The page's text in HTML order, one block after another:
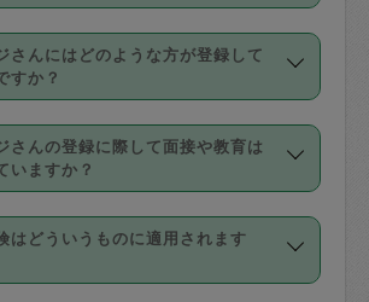
スカジさんの交通費も、依頼料
求と合わせてお支払いとなりま
表示されます。
週定期の場合は３回以上のキャ
有償（1200円、隔週定期の場合
上のキャンセルが有償（1200
９時～１２時
３時～１６時
８時～２１時
を２時間前後変更することが可
依頼送信後、個別にタスカジさ
セージを送り調整してくださ
し、２時間を越えての調整はで
理収納、洗濯、買い物、料理、
です。タスカジさんによってで
の範囲が異なりますので、依頼
タスカジさんのプロフィールで
ください。
、高所での作業や危険作業、屋
業は対象外です。
さんにはどのような方が登録して
すか？
て長年の家事経験をお持ちの
士・調理師といった資格者で保
校の給食やレストランで料理関
職に従事されていた方、日本で
ウスキーパーや英語の先生とし
をしているフィリピン出身の
さんの登録に際して面接や教育は
いますか？
に、各自事務局との面接と説明
います。その後、身分証明書の
をしていただいています。外国
はどういうものに適用されます